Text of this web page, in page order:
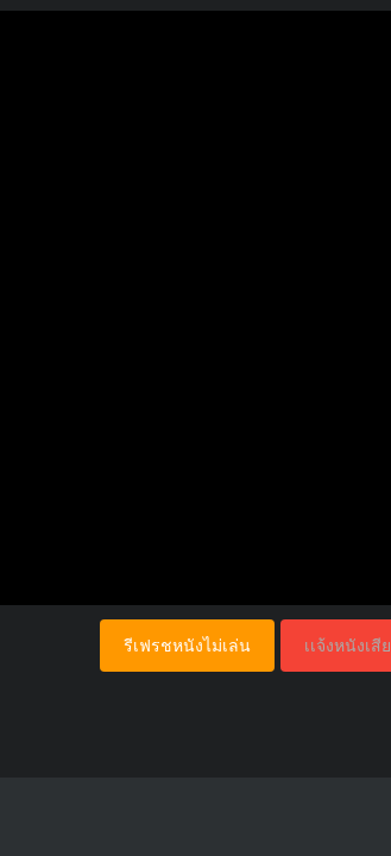
เเจ้งหนังเสีย
รีเฟรชหนังไม่เล่น